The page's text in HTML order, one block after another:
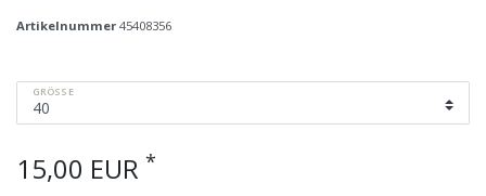
Artikelnummer 45408356
GRÖSSE
15,00 EUR *